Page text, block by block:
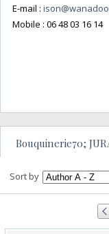
E-mail :
Mobile : 06 48 03 16 14
Bouquinerie70;
Sort by